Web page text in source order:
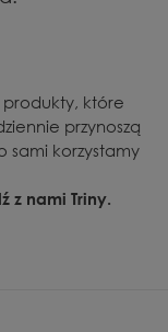
produkty, które
przynoszą
sami korzystamy
z nami Triny.